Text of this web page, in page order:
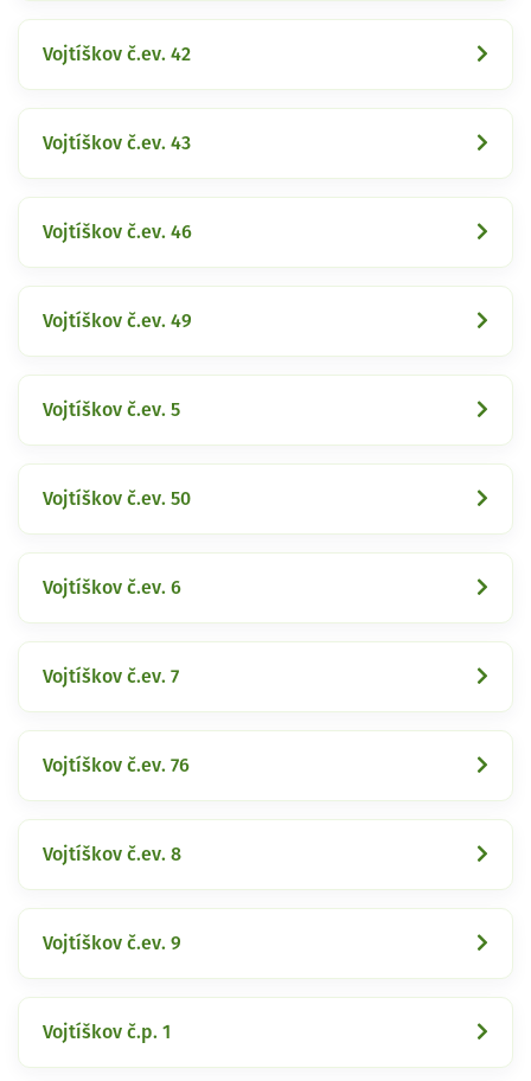
Vojtíškov č.ev. 42
Vojtíškov č.ev. 43
Vojtíškov č.ev. 46
Vojtíškov č.ev. 49
Vojtíškov č.ev. 5
Vojtíškov č.ev. 50
Vojtíškov č.ev. 6
Vojtíškov č.ev. 7
Vojtíškov č.ev. 76
Vojtíškov č.ev. 8
Vojtíškov č.ev. 9
Vojtíškov č.p. 1